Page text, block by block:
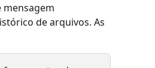
mensagem
de arquivos. As